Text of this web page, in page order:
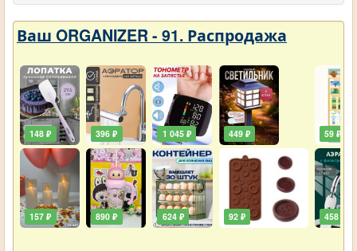
Ваш ORGANIZER - 91. Распродажа
148 ₽
157 ₽
396 ₽
890 ₽
1 045 ₽
624 ₽
449 ₽
92 ₽
59 ₽
458 ₽